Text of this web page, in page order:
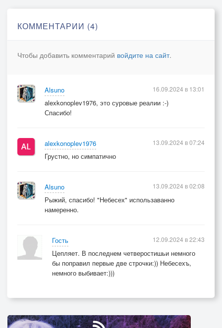
КОММЕНТАРИИ (4)
Чтобы добавить комментарий войдите на сайт.
Alsuno
alexkonoplev1976, это суровые реалии :⁠-⁠)
Спасибо!
16.09.2024 в 13:01
alexkonoplev1976
Грустно, но симпатично
13.09.2024 в 07:24
Alsuno
Рыжий, спасибо! "Небесех" использаванно
намеренно.
13.09.2024 в 02:08
Гость
Цепляет. В последнем четверостишьи немного
бы поправил первые две строчки:)) Небесехъ,
немного выбивает:)))
12.09.2024 в 22:43